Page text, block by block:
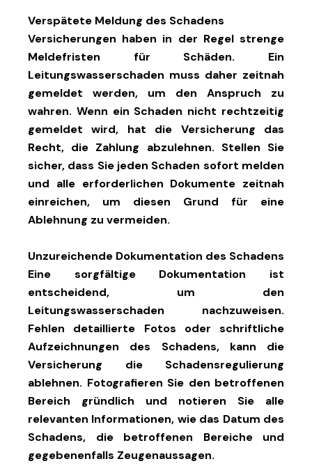
Verspätete Meldung des Schadens
Versicherungen haben in der Regel strenge
Meldefristen für Schäden. Ein
Leitungswasserschaden muss daher zeitnah
gemeldet werden, um den Anspruch zu
wahren. Wenn ein Schaden nicht rechtzeitig
gemeldet wird, hat die Versicherung das
Recht, die Zahlung abzulehnen. Stellen Sie
sicher, dass Sie jeden Schaden sofort melden
und alle erforderlichen Dokumente zeitnah
einreichen, um diesen Grund für eine
Ablehnung zu vermeiden.
Unzureichende Dokumentation des Schadens
Eine sorgfältige Dokumentation ist
entscheidend, um den
Leitungswasserschaden nachzuweisen.
Fehlen detaillierte Fotos oder schriftliche
Aufzeichnungen des Schadens, kann die
Versicherung die Schadensregulierung
ablehnen. Fotografieren Sie den betroffenen
Bereich gründlich und notieren Sie alle
relevanten Informationen, wie das Datum des
Schadens, die betroffenen Bereiche und
gegebenenfalls Zeugenaussagen.